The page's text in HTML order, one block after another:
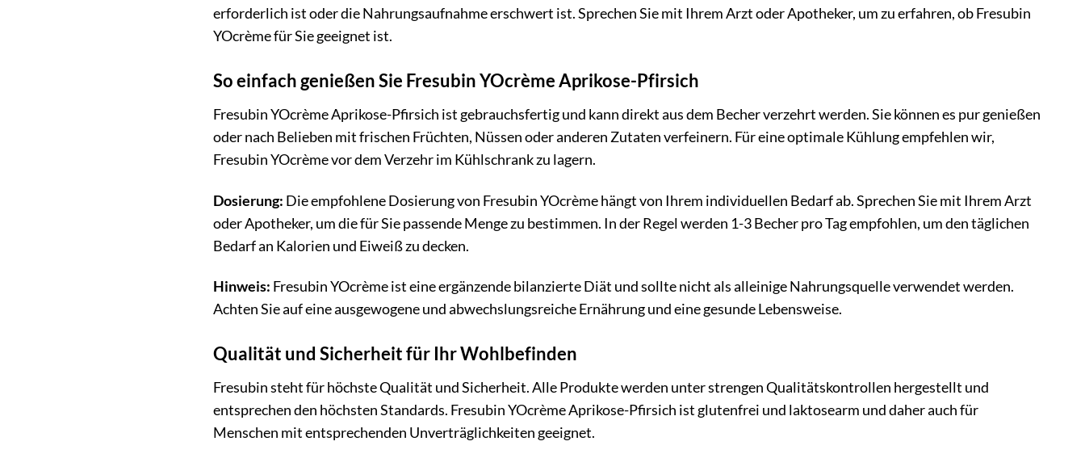
erforderlich ist oder die Nahrungsaufnahme erschwert ist. Sprechen Sie mit Ihrem Arzt oder Apotheker, um zu erfahren, ob Fresubin
YOcrème für Sie geeignet ist.
So einfach genießen Sie Fresubin YOcrème Aprikose-Pfirsich
Fresubin YOcrème Aprikose-Pfirsich ist gebrauchsfertig und kann direkt aus dem Becher verzehrt werden. Sie können es pur genießen
oder nach Belieben mit frischen Früchten, Nüssen oder anderen Zutaten verfeinern. Für eine optimale Kühlung empfehlen wir,
Fresubin YOcrème vor dem Verzehr im Kühlschrank zu lagern.
Dosierung: Die empfohlene Dosierung von Fresubin YOcrème hängt von Ihrem individuellen Bedarf ab. Sprechen Sie mit Ihrem Arzt
oder Apotheker, um die für Sie passende Menge zu bestimmen. In der Regel werden 1-3 Becher pro Tag empfohlen, um den täglichen
Bedarf an Kalorien und Eiweiß zu decken.
Hinweis: Fresubin YOcrème ist eine ergänzende bilanzierte Diät und sollte nicht als alleinige Nahrungsquelle verwendet werden.
Achten Sie auf eine ausgewogene und abwechslungsreiche Ernährung und eine gesunde Lebensweise.
Qualität und Sicherheit für Ihr Wohlbefinden
Fresubin steht für höchste Qualität und Sicherheit. Alle Produkte werden unter strengen Qualitätskontrollen hergestellt und
entsprechen den höchsten Standards. Fresubin YOcrème Aprikose-Pfirsich ist glutenfrei und laktosearm und daher auch für
Menschen mit entsprechenden Unverträglichkeiten geeignet.